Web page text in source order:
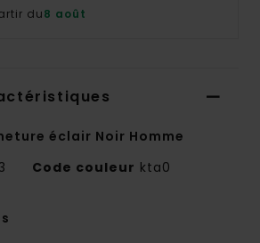
du8 août
éclair Noir Homme
Code couleur kta0